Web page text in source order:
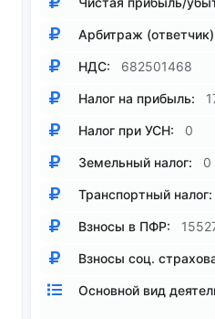
Арбитраж
НДС: 682501468
Налог на прибыль:
Налог при УСН: 0
Земельный налог: 0
Транспортный налог:
Взносы в ПФР:
Взносы соц.
Основной вид